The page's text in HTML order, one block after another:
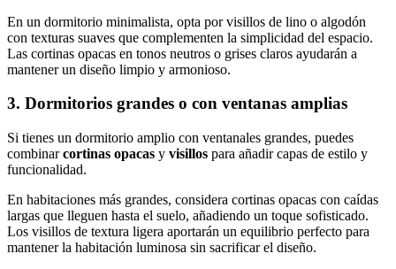
En un dormitorio minimalista, opta por visillos de lino o algodón
con texturas suaves que complementen la simplicidad del espacio.
Las cortinas opacas en tonos neutros o grises claros ayudarán a
mantener un diseño limpio y armonioso.
3. Dormitorios grandes o con ventanas amplias
Si tienes un dormitorio amplio con ventanales grandes, puedes
combinarcortinas opacas y visillos para añadir capas de estilo y
funcionalidad.
En habitaciones más grandes, considera cortinas opacas con caídas
largas que lleguen hasta el suelo, añadiendo un toque sofisticado.
Los visillos de textura ligera aportarán un equilibrio perfecto para
mantener la habitación luminosa sin sacrificar el diseño.